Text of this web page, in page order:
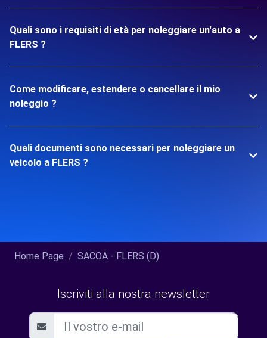
Quali sono i requisiti di età per noleggiare un'auto a
FLERS ?
Come modificare, estendere o cancellare il mio
noleggio ?
Quali documenti sono necessari per noleggiare un
veicolo a FLERS ?
Home Page SACOA - FLERS (D)
Iscriviti alla nostra newsletter